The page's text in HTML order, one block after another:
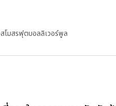
โมสรฟุตบอลลิเวอร์พูล